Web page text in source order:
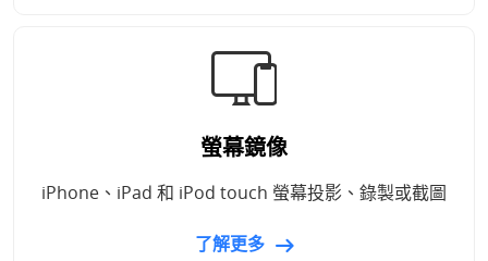
螢幕鏡像
iPhone、iPad 和 iPod touch 螢幕投影、錄製或截圖
了解更多